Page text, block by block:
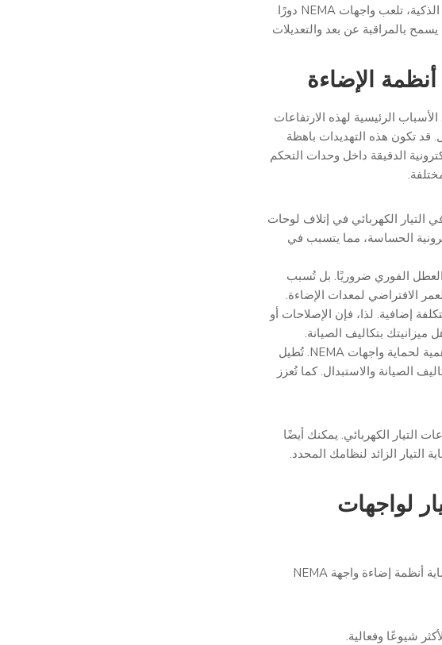
مع اعتماد المدن للتقنيات الذكية، تلعب واجهات NEMA دورًا
بالمراقبة عن بعد والتعديلات
أنظمة الإضاءة
الرئيسية لهذه الارتفاعات
قد تكون هذه التهديدات باهظة
الدقيقة داخل وحدات التحكم
التيار الكهربائي في إتلاف لوحات
الحساسة، مما يتسبب في
الفوري ضروريًا. بل تُسبب
الافتراضي لمعدات الإضاءة.
إضافية. لذا، فإن الإصلاحات أو
ميزانيتك بتكاليف الصيانة.
كل هذه التهديدات تجعل الحماية من زيادة التيار أمرًا بالغ الأهمية لحماية واجهات NEMA. تُطيل
الصيانة والاستبدال. كما تُعزز
التيار الكهربائي. يمكنك أيضًا
الزائد لنظامك المحدد.
لواجهات
لحسن الحظ، يمكن استخدام استراتيجيات فعالة متعددة لحماية أنظمة إضاءة واجهة NEMA
شيوعًا وفعالية.